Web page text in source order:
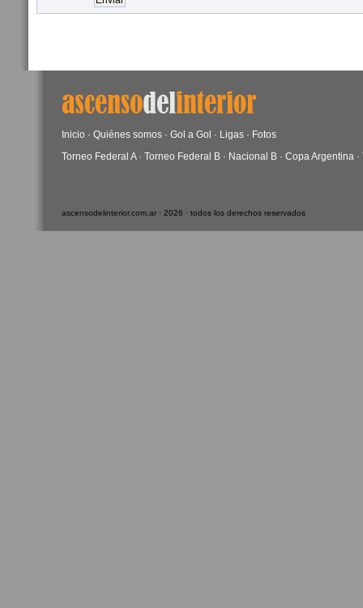
Inicio · Quiénes somos · Gol a Gol · Ligas · Fotos
Torneo Federal A· Torneo Federal B · Nacional B · Copa Argentina ·
ascensodelinterior.com.ar · 2026 · todos los derechos reservados